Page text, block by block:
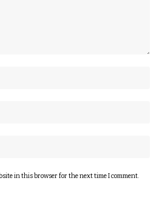
in this browser for the next time I comment.